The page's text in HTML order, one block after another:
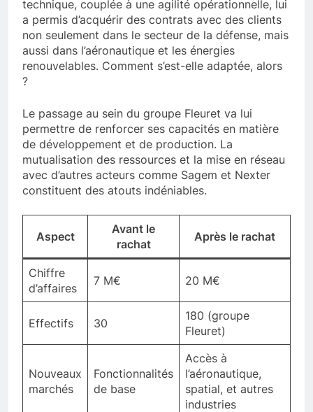
technique, couplée à une agilité opérationnelle, lui
a permis d’acquérir des contrats avec des clients
non seulement dans le secteur de la défense, mais
aussi dans l’aéronautique et les énergies
renouvelables. Comment s’est-elle adaptée, alors
?
Le passage au sein du groupe Fleuret va lui
permettre de renforcer ses capacités en matière
de développement et de production. La
mutualisation des ressources et la mise en réseau
avec d’autres acteurs comme Sagem et Nexter
constituent des atouts indéniables.
Aspect
Avant le
rachat
Après le rachat
Chiffre
d’affaires
7 M€ 20 M€
Effectifs 30
180 (groupe
Fleuret)
Nouveaux
marchés
Fonctionnalités
de base
Accès à
l’aéronautique,
spatial, et autres
industries